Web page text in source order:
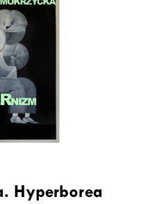
Hyperborea